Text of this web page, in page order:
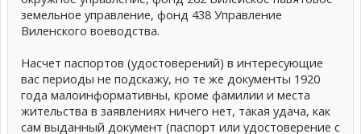
земельное управление, фонд 438 Управление
Виленского воеводства.
Насчет паспортов (удостоверений) в интересующие
вас периоды не подскажу, но те же документы 1920
года малоинформативны, кроме фамилии и места
жительства в заявлениях ничего нет, такая удача, как
сам выданный документ (паспорт или удостоверение с